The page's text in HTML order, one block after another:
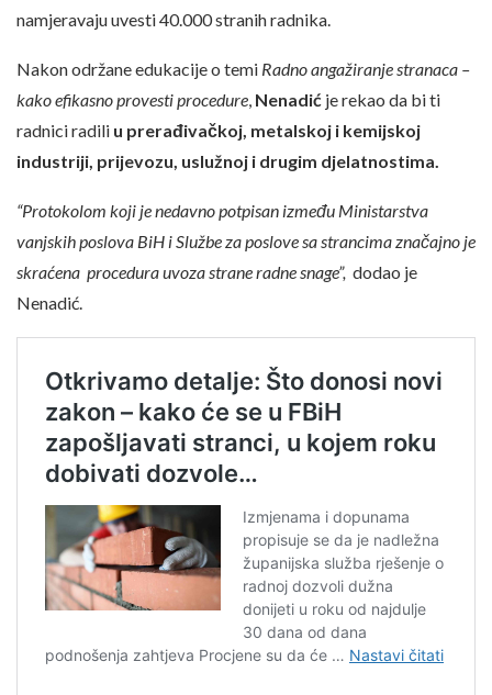
namjeravaju uvesti 40.000 stranih radnika.
Nakon održane edukacije o temi Radno angažiranje stranaca –
kako efikasno provesti procedure Nenadić je rekao da bi ti
radnici radili u prerađivačkoj, metalskoj i kemijskoj
industriji, prijevozu, uslužnoj i drugim djelatnostima.
“Protokolom koji je nedavno potpisan između Ministarstva
vanjskih poslova BiH i Službe za poslove sa strancima značajno je
skraćena procedura uvoza strane radne snage”, dodao je
Nenadić.